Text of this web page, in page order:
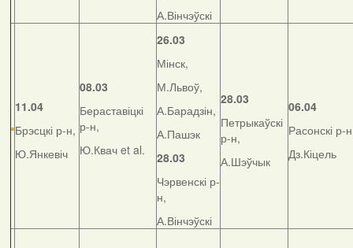
А.Вінчэўскі
11.04
Брэсцкі р-н,
Ю.Янкевіч
08.03
Бераставіцкі
р-н,
Ю.Квач et al.
26.03
Мінск,
М.Львоў,
А.Барадзін,
А.Пашэк
28.03
Чэрвенскі р-
н,
А.Вінчэўскі
28.03
Петрыкаўскі
р-н,
А.Шэўчык
06.04
Расонскі р-
Дз.Кіцель